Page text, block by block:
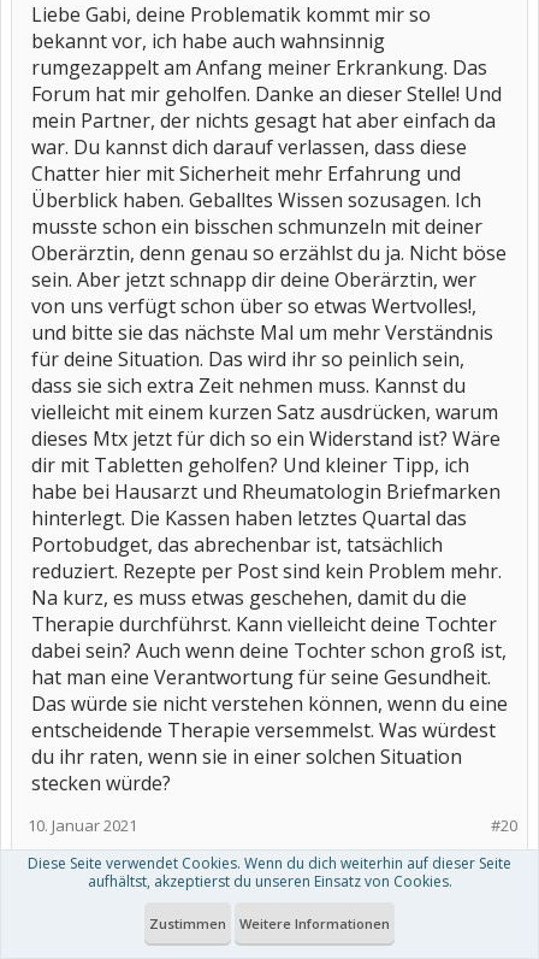
Liebe Gabi, deine Problematik kommt mir so
bekannt vor, ich habe auch wahnsinnig
rumgezappelt am Anfang meiner Erkrankung. Das
Forum hat mir geholfen. Danke an dieser Stelle! Und
mein Partner, der nichts gesagt hat aber einfach da
war. Du kannst dich darauf verlassen, dass diese
Chatter hier mit Sicherheit mehr Erfahrung und
Überblick haben. Geballtes Wissen sozusagen. Ich
musste schon ein bisschen schmunzeln mit deiner
Oberärztin, denn genau so erzählst du ja. Nicht böse
sein. Aber jetzt schnapp dir deine Oberärztin, wer
von uns verfügt schon über so etwas Wertvolles!,
und bitte sie das nächste Mal um mehr Verständnis
für deine Situation. Das wird ihr so peinlich sein,
dass sie sich extra Zeit nehmen muss. Kannst du
vielleicht mit einem kurzen Satz ausdrücken, warum
dieses Mtx jetzt für dich so ein Widerstand ist? Wäre
dir mit Tabletten geholfen? Und kleiner Tipp, ich
habe bei Hausarzt und Rheumatologin Briefmarken
hinterlegt. Die Kassen haben letztes Quartal das
Portobudget, das abrechenbar ist, tatsächlich
reduziert. Rezepte per Post sind kein Problem mehr.
Na kurz, es muss etwas geschehen, damit du die
Therapie durchführst. Kann vielleicht deine Tochter
dabei sein? Auch wenn deine Tochter schon groß ist,
hat man eine Verantwortung für seine Gesundheit.
Das würde sie nicht verstehen können, wenn du eine
entscheidende Therapie versemmelst. Was würdest
du ihr raten, wenn sie in einer solchen Situation
stecken würde?
#20
10. Januar 2021
Sandrielleundstray catgefällt das.
(Du musst angemeldet oder registriert sein, um Beiträge
Diese Seite verwendet Cookies. Wenn du dich weiterhin auf dieser Seite
aufhältst, akzeptierst du unseren Einsatz von Cookies.
Zustimmen Weitere Informationen